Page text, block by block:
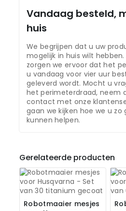
Vandaag besteld,
huis
We begrijpen dat u uw
mogelijk in huis wilt
zorgen we ervoor dat het
u vandaag voor vier uur
geleverd wordt. Mocht u
het perimeterdraad, neem
contact met onze
gaan we kijken hoe we u zo
kunnen helpen.
Gerelateerde producten
Robotmaaier mesjes